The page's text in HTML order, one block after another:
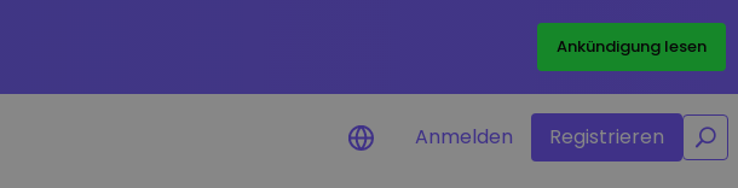
Ankündigung lesen
Anmelden Registrieren
/